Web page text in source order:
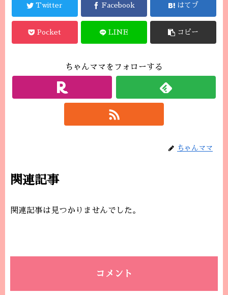
Twitter Facebook はてブ
Pocket LINE コピー
ちゃんママをフォローする
ちゃんママ
関連記事
関連記事は見つかりませんでした。
コメント